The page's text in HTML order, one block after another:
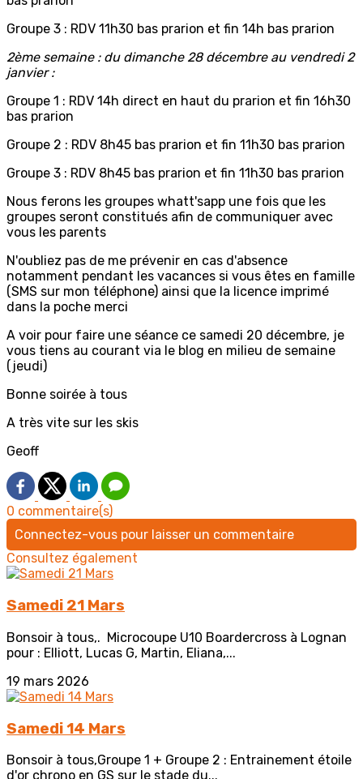
Groupe 3 : RDV 11h30 bas prarion et fin 14h bas prarion
2ème semaine : du dimanche 28 décembre au vendredi 2
janvier :
Groupe 1 : RDV 14h direct en haut du prarion et fin 16h30
bas prarion
Groupe 2 : RDV 8h45 bas prarion et fin 11h30 bas prarion
Groupe 3 : RDV 8h45 bas prarion et fin 11h30 bas prarion
Nous ferons les groupes whatt'sapp une fois que les
groupes seront constitués afin de communiquer avec
vous les parents
N'oubliez pas de me prévenir en cas d'absence
notamment pendant les vacances si vous êtes en famille
(SMS sur mon téléphone) ainsi que la licence imprimé
dans la poche merci
A voir pour faire une séance ce samedi 20 décembre, je
vous tiens au courant via le blog en milieu de semaine
(jeudi)
Bonne soirée à tous
A très vite sur les skis
Geoff
0 commentaire(s)
Connectez-vous pour laisser un commentaire
Consultez également
Samedi 21 Mars
Bonsoir à tous,. Microcoupe U10 Boardercross à Lognan
pour : Elliott, Lucas G, Martin, Eliana,...
19 mars 2026
Samedi 14 Mars
Bonsoir à tous,Groupe 1 + Groupe 2 : Entrainement étoile
d'or chrono en GS sur le stade du...